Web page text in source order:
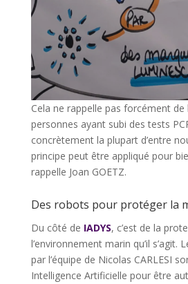
Cela ne rappelle pas forcément
personnes ayant subi des tests
concrètement la plupart d’entre
principe peut être appliqué pour
rappelle Joan GOETZ.
Des robots pour protéger la
Du côté de IADYS, c’est de la
l’environnement marin qu’il s’agit.
par l’équipe de Nicolas CARLESI
Intelligence Artificielle pour être